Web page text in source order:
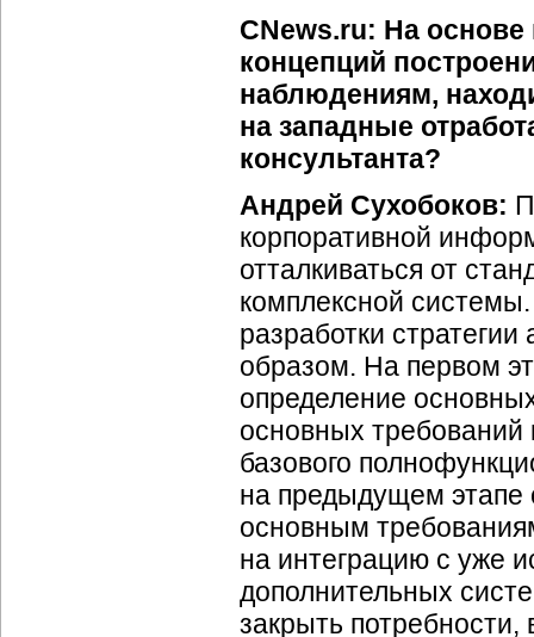
CNews.ru: На основе
концепций
наблюдениям,
на западные
консультанта?
Андрей Сухобоков:
корпоративной
отталкиваться от
комплексной
разработки
образом. На первом
определение
основных
базового
на предыдущем этапе
основным
на интеграцию с уже
дополнительных
закрыть